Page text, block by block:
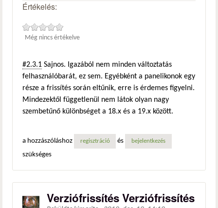
Értékelés:
Még nincs értékelve
#2.3.1 Sajnos. Igazából nem minden változtatás
felhasználóbarát, ez sem. Egyébként a panelikonok egy
része a frissítés során eltűnik, erre is érdemes figyelni.
Mindezektől függetlenül nem látok olyan nagy
szembetűnő különbséget a 18.x és a 19.x között.
a hozzászóláshoz regisztráció és bejelentkezés
szükséges
Verziófrissítés Verziófrissítés